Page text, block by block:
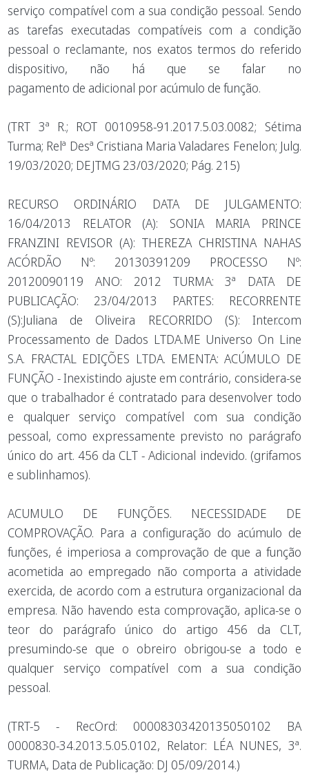
serviço compatível com a sua condição pessoal. Sendo
as tarefas executadas compatíveis com a condição
pessoal o reclamante, nos exatos termos do referido
dispositivo, não há que se falar no
pagamento de adicional por acúmulo de função.
(TRT 3ª R.; ROT 0010958-91.2017.5.03.0082; Sétima
Turma; Relª Desª Cristiana Maria Valadares Fenelon; Julg.
19/03/2020; DEJTMG 23/03/2020; Pág. 215)
RECURSO ORDINÁRIO DATA DE JULGAMENTO:
16/04/2013 RELATOR (A): SONIA MARIA PRINCE
FRANZINI REVISOR (A): THEREZA CHRISTINA NAHAS
ACÓRDÃO Nº: 20130391209 PROCESSO Nº:
20120090119 ANO: 2012 TURMA: 3ª DATA DE
PUBLICAÇÃO: 23/04/2013 PARTES: RECORRENTE
(S):Juliana de Oliveira RECORRIDO (S): Inter.com
Processamento de Dados LTDA.ME Universo On Line
S.A. FRACTAL EDIÇÕES LTDA. EMENTA: ACÚMULO DE
FUNÇÃO - Inexistindo ajuste em contrário, considera-se
que o trabalhador é contratado para desenvolver todo
e qualquer serviço compatível com sua condição
pessoal, como expressamente previsto no parágrafo
único do art. 456 da CLT - Adicional indevido. (grifamos
e sublinhamos).
ACUMULO DE FUNÇÕES. NECESSIDADE DE
COMPROVAÇÃO. Para a configuração do acúmulo de
funções, é imperiosa a comprovação de que a função
acometida ao empregado não comporta a atividade
exercida, de acordo com a estrutura organizacional da
empresa. Não havendo esta comprovação, aplica-se o
teor do parágrafo único do artigo 456 da CLT,
presumindo-se que o obreiro obrigou-se a todo e
qualquer serviço compatível com a sua condição
pessoal.
(TRT-5 - RecOrd: 00008303420135050102 BA
0000830-34.2013.5.05.0102, Relator: LÉA NUNES, 3ª.
TURMA, Data de Publicação: DJ 05/09/2014.)